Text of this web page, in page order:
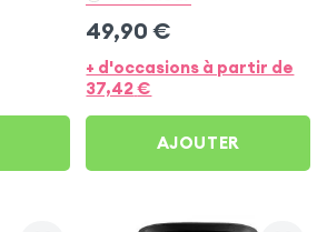
49,90 €
+ d'occasions à partir de
37,42€
AJOUTER